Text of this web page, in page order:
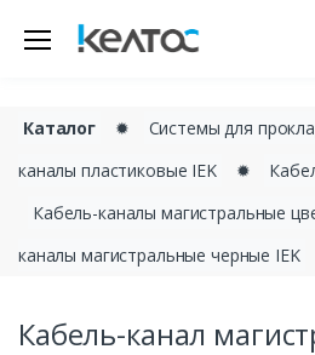
Каталог ✹ Системы для
каналы пластиковые IEK
✹
Кабель-каналы магистральные
каналы магистральные черные IEK
Кабель-канал